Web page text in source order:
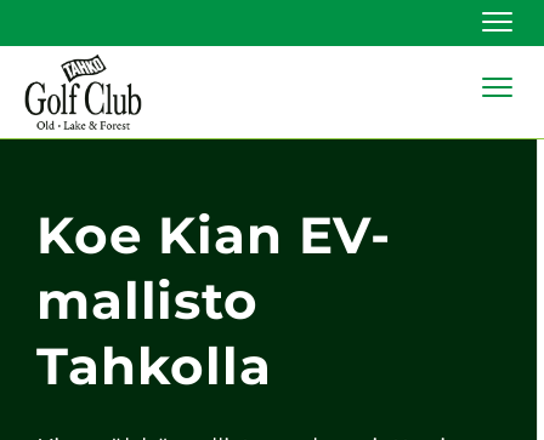
Koe Kian EV-
mallisto
Tahkolla